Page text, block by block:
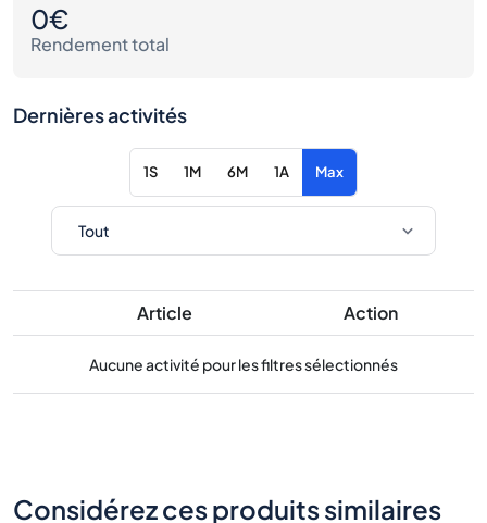
0€
Rendement total
Dernières activités
1S 1M 6M 1A Max
Article Action
Aucune activité pour les filtres sélectionnés
Considérez ces produits similaires